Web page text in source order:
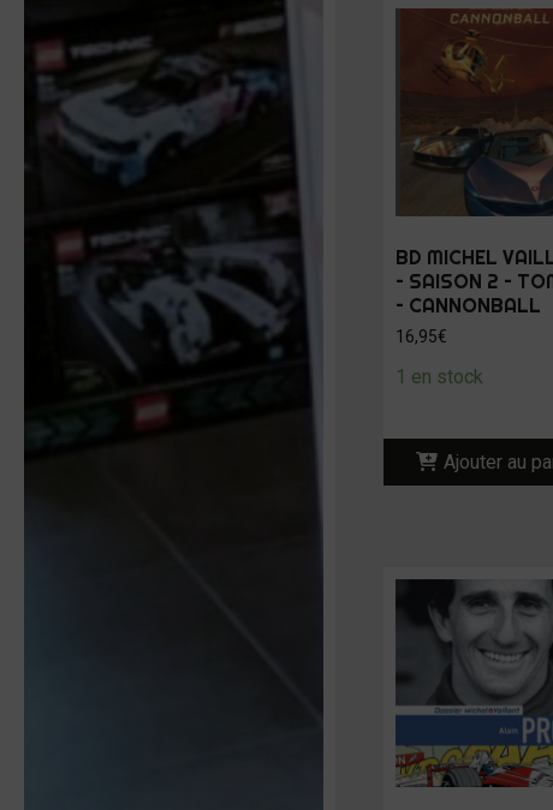
BD MICHEL
– SAISON 2 –
– CANNONBALL
16,95€
1 en stock
Ajouter au